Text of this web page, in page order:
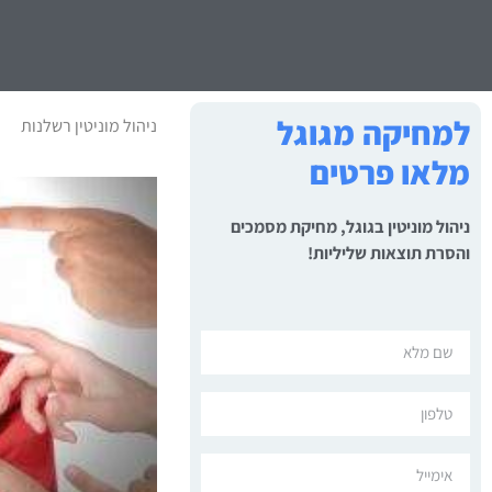
למחיקה מגוגל
מלאו פרטים
ניהול מוניטין בגוגל, מחיקת מסמכים
והסרת תוצאות שליליות!
ניהול מוניטין רשלנות